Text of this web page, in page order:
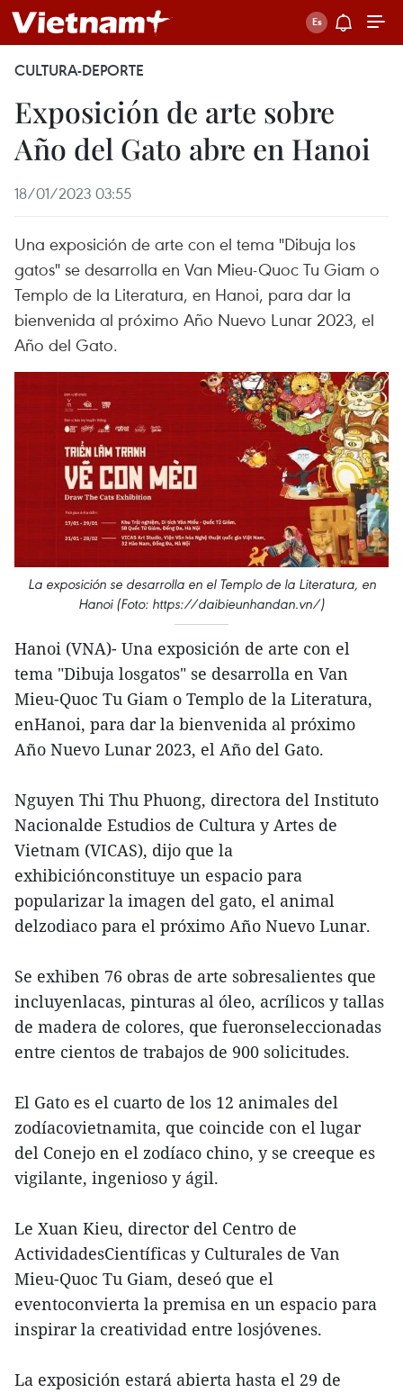
CULTURA-DEPORTE
Exposición de arte sobre
Año del Gato abre en Hanoi
18/01/2023 03:55
Una exposición de arte con el tema "Dibuja los
gatos" se desarrolla en Van Mieu-Quoc Tu Giam o
Templo de la Literatura, en Hanoi, para dar la
bienvenida al próximo Año Nuevo Lunar 2023, el
Año del Gato.
La exposición se desarrolla en el Templo de la Literatura, en
Hanoi (Foto: https://daibieunhandan.vn/)
Hanoi (VNA)- Una exposición de arte con el
tema "Dibuja losgatos" se desarrolla en Van
Mieu-Quoc Tu Giam o Templo de la Literatura,
enHanoi, para dar la bienvenida al próximo
Año Nuevo Lunar 2023, el Año del Gato.
Nguyen Thi Thu Phuong, directora del Instituto
Nacionalde Estudios de Cultura y Artes de
Vietnam (VICAS), dijo que la
exhibiciónconstituye un espacio para
popularizar la imagen del gato, el animal
delzodiaco para el próximo Año Nuevo Lunar.
Se exhiben 76 obras de arte sobresalientes que
incluyenlacas, pinturas al óleo, acrílicos y tallas
de madera de colores, que fueronseleccionadas
entre cientos de trabajos de 900 solicitudes.
El Gato es el cuarto de los 12 animales del
zodíacovietnamita, que coincide con el lugar
del Conejo en el zodíaco chino, y se creeque es
vigilante, ingenioso y ágil.
Le Xuan Kieu, director del Centro de
ActividadesCientíficas y Culturales de Van
Mieu-Quoc Tu Giam, deseó que el
eventoconvierta la premisa en un espacio para
inspirar la creatividad entre losjóvenes.
La exposición estará abierta hasta el 29 de